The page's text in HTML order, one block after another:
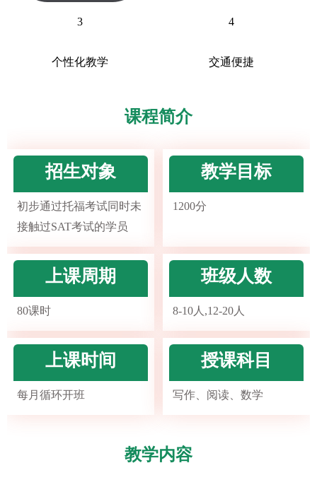
3
个性化教学
4
交通便捷
课程简介
招生对象
初步通过托福考试同时未
接触过SAT考试的学员
教学目标
1200分
上课周期
80课时
班级人数
8-10人,12-20人
上课时间
每月循环开班
授课科目
写作、阅读、数学
教学内容